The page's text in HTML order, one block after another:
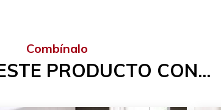
Combínalo
PRODUCTO CON...